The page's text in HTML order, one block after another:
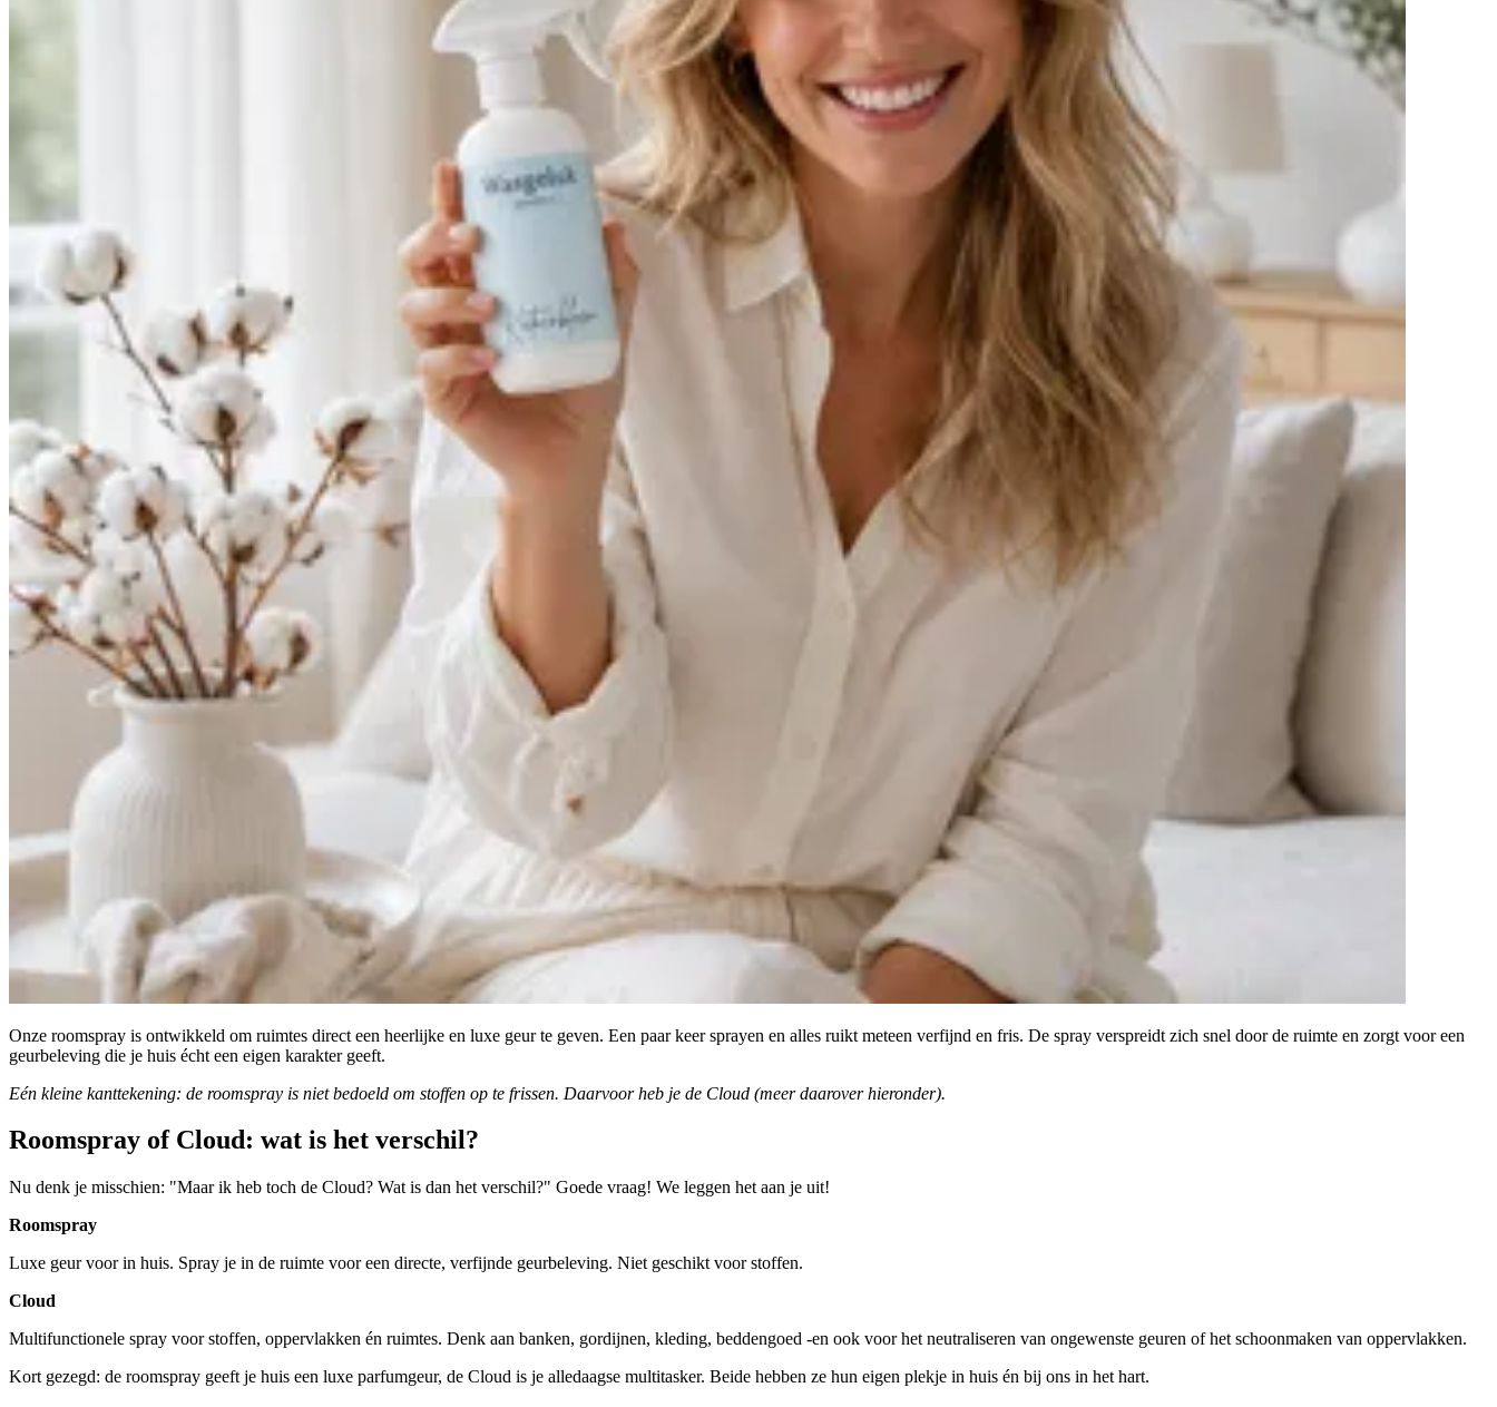
Onze roomspray is ontwikkeld om ruimtes direct een heerlijke en luxe geur te geven. Een paar keer sprayen en alles ruikt meteen verfijnd en fris. De spray verspreidt zich snel door de ruimte en zorgt voor een
geurbeleving die je huis écht een eigen karakter geeft.
Eén kleine kanttekening: de roomspray is niet bedoeld om stoffen op te frissen. Daarvoor heb je de Cloud (meer daarover hieronder).
Roomspray of Cloud: wat is het verschil?
Nu denk je misschien: "Maar ik heb toch de Cloud? Wat is dan het verschil?" Goede vraag! We leggen het aan je uit!
Roomspray
Luxe geur voor in huis. Spray je in de ruimte voor een directe, verfijnde geurbeleving. Niet geschikt voor stoffen.
Cloud
Multifunctionele spray voor stoffen, oppervlakken én ruimtes. Denk aan banken, gordijnen, kleding, beddengoed -en ook voor het neutraliseren van ongewenste geuren of het schoonmaken van oppervlakken.
Kort gezegd: de roomspray geeft je huis een luxe parfumgeur, de Cloud is je alledaagse multitasker. Beide hebben ze hun eigen plekje in huis én bij ons in het hart.